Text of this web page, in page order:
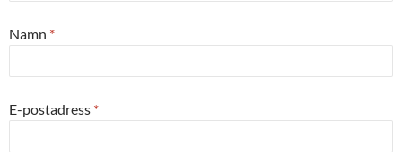
Namn *
E-postadress *